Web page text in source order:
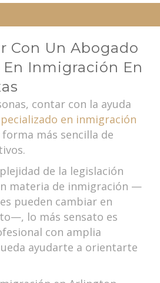
Con Un Abogado
Inmigración En
contar con la ayuda
en inmigración
más sencilla de
de la legislación
materia de inmigración —
pueden cambiar en
lo más sensato es
con amplia
ayudarte a orientarte